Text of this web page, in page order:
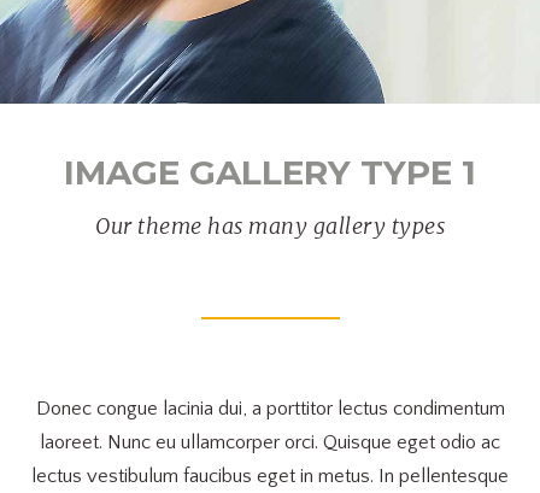
IMAGE GALLERY TYPE 1
Our theme has many gallery types
Donec congue lacinia dui, a porttitor lectus condimentum
laoreet. Nunc eu ullamcorper orci. Quisque eget odio ac
lectus vestibulum faucibus eget in metus. In pellentesque